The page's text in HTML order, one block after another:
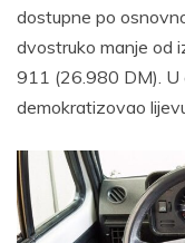
dostupne po
dvostruko manje od
911 (26.980 DM). U
demokratizovao